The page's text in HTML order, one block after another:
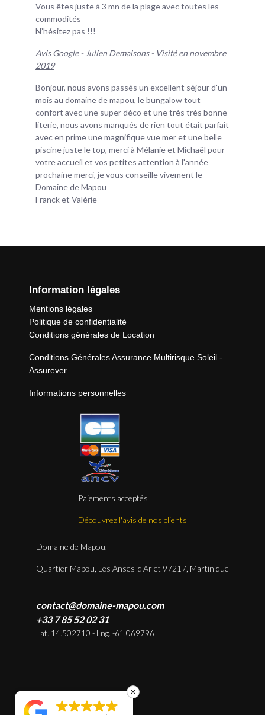
Vous êtes juste à 3 mn de la plage avec toutes les
commodités
N’hésitez pas !!!
Avis Google - Julien Demaisons - Visité en novembre
2019
Bonjour, nous avons passés un excellent séjour d'un
mois au domaine de mapou, le bungalow tout
confort avec une super déco et une très très bonne
literie, nous avons manqués de rien tout était parfait
avec en prime une magnifique vue mer et une belle
piscine juste le top, merci à Mélanie et Michaël pour
votre accueil et vos petites attention à l'année
prochaine merci, je vous conseille vivement le
Domaine de Mapou
Franck et Valérie
Information légales
Mentions légales
Politique de confidentialité
Conditions générales de Location
Conditions Générales Assurance Multirisque Soleil -
Assurever
Informations personnelles
Paiements acceptés
Découvrez l'avis de nos clients
Domaine de Mapou.
Quartier Mapou, Les Anses-d'Arlet 97217, Martinique
contact@domaine-mapou.com
+33 7 85 52 02 31
Lat. 14.502710 - Lng. -61.069796